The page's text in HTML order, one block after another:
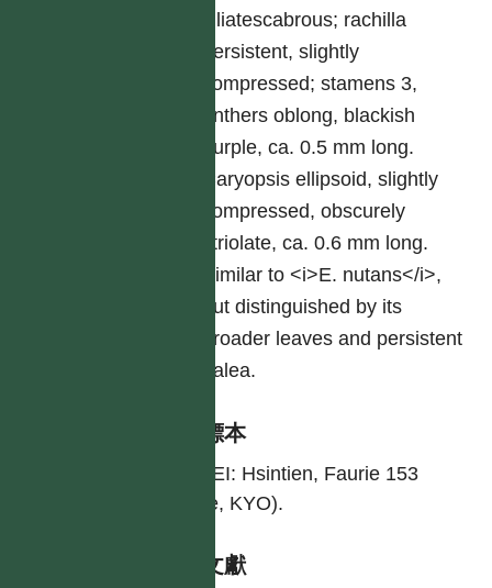
ciliatescabrous; rachilla
persistent, slightly
compressed; stamens 3,
anthers oblong, blackish
purple, ca. 0.5 mm long.
Caryopsis ellipsoid, slightly
compressed, obscurely
striolate, ca. 0.6 mm long.
Similar to <i>E. nutans</i>,
but distinguished by its
broader leaves and persistent
palea.
引證標本
TAIPEI: Hsintien, Faurie 153
(Type, KYO).
參考文獻